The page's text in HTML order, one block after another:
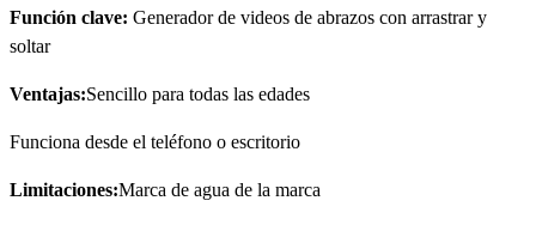
Función clave: Generador de videos de abrazos con arrastrar y
soltar
Ventajas:Sencillo para todas las edades
Funciona desde el teléfono o escritorio
Limitaciones:Marca de agua de la marca